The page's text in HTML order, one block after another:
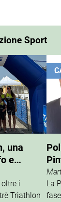
Sport
una
e
i
Triathlon
La